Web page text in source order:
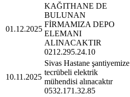
01.12.2025
KAĞITHANE DE
BULUNAN
FİRMAMIZA DEPO
ELEMANI
ALINACAKTIR
0212.295.24.10
10.11.2025
Sivas Hastane şantiyemize
tecrübeli elektrik
mühendisi alınacaktır
0532.171.32.85